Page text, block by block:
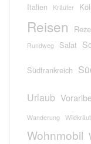
Italien Kräuter
Reisen
Rundweg Salat
Südfrankreich
Urlaub
Wanderung
Wohnmobil